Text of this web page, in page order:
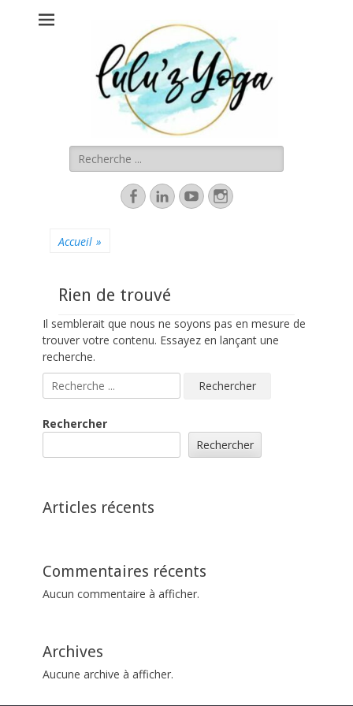
Lulu'z Yoga
Ludivine Papazoglou, Professeur de yoga à Paris et à distance
Rechercher :
FacebookLinkedin
YouTubeInstagram
Accueil »
Rien de trouvé
Il semblerait que nous ne soyons pas en mesure de
trouver votre contenu. Essayez en lançant une
recherche.
Rechercher :
Rechercher
Rechercher
Articles récents
Commentaires récents
Aucun commentaire à afficher.
Archives
Aucune archive à afficher.